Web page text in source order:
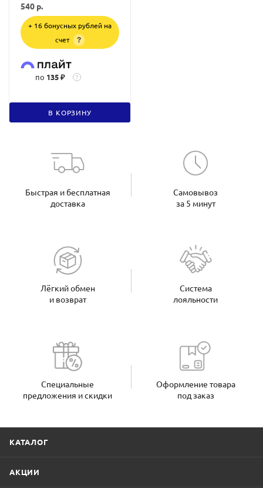
540 р.
+ 16 бонусных рублей на
счет
?
по 135 ₽ ?
В КОРЗИНУ
Быстрая и бесплатная
доставка
Самовывоз
за 5 минут
Лёгкий обмен
и возврат
Система
лояльности
Специальные
предложения и скидки
Оформление товара
под заказ
КАТАЛОГ
АКЦИИ